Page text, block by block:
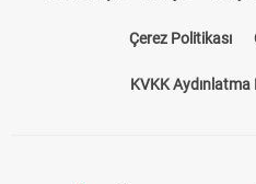
Çerez Politikası
KVKK